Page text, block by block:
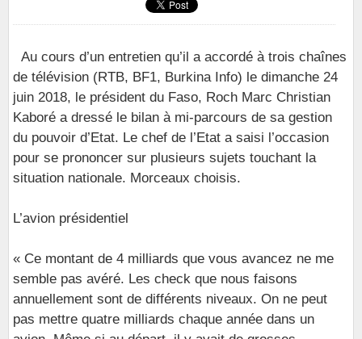
Au cours d’un entretien qu’il a accordé à trois chaînes
de télévision (RTB, BF1, Burkina Info) le dimanche 24
juin 2018, le président du Faso, Roch Marc Christian
Kaboré a dressé le bilan à mi-parcours de sa gestion
du pouvoir d’Etat. Le chef de l’Etat a saisi l’occasion
pour se prononcer sur plusieurs sujets touchant la
situation nationale. Morceaux choisis.
L’avion présidentiel
« Ce montant de 4 milliards que vous avancez ne me
semble pas avéré. Les check que nous faisons
annuellement sont de différents niveaux. On ne peut
pas mettre quatre milliards chaque année dans un